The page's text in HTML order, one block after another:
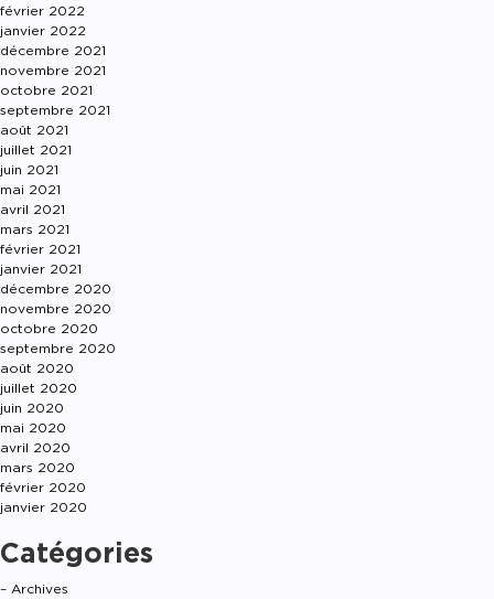
février 2022
janvier 2022
décembre 2021
novembre 2021
octobre 2021
septembre 2021
août 2021
juillet 2021
juin 2021
mai 2021
avril 2021
mars 2021
février 2021
janvier 2021
décembre 2020
novembre 2020
octobre 2020
septembre 2020
août 2020
juillet 2020
juin 2020
mai 2020
avril 2020
mars 2020
février 2020
janvier 2020
Catégories
– Archives